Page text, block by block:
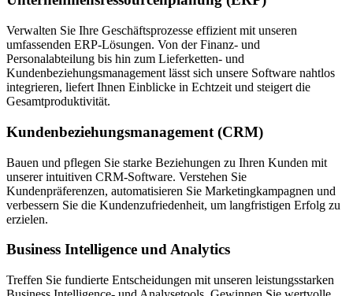
Verwalten Sie Ihre Geschäftsprozesse effizient mit unseren
umfassenden ERP-Lösungen. Von der Finanz- und
Personalabteilung bis hin zum Lieferketten- und
Kundenbeziehungsmanagement lässt sich unsere Software nahtlos
integrieren, liefert Ihnen Einblicke in Echtzeit und steigert die
Gesamtproduktivität.
Kundenbeziehungsmanagement (CRM)
Bauen und pflegen Sie starke Beziehungen zu Ihren Kunden mit
unserer intuitiven CRM-Software. Verstehen Sie
Kundenpräferenzen, automatisieren Sie Marketingkampagnen und
verbessern Sie die Kundenzufriedenheit, um langfristigen Erfolg zu
erzielen.
Business Intelligence und Analytics
Treffen Sie fundierte Entscheidungen mit unseren leistungsstarken